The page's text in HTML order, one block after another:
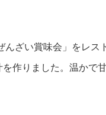
ざい賞味会」をレス
作りました。温かで